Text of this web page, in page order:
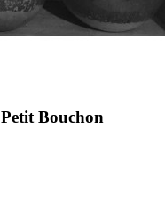
Bouchon